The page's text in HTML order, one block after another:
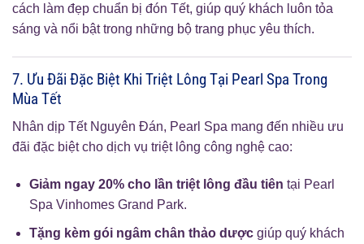
cách làm đẹp chuẩn bị đón Tết, giúp quý khách luôn tỏa
sáng và nổi bật trong những bộ trang phục yêu thích.
7. Ưu Đãi Đặc Biệt Khi Triệt Lông Tại Pearl Spa Trong
Mùa Tết
Nhân dịp Tết Nguyên Đán, Pearl Spa mang đến nhiều ưu
đãi đặc biệt cho dịch vụ triệt lông công nghệ cao:
Giảm ngay 20% cho lần triệt lông đầu tiên tại Pearl
Spa Vinhomes Grand Park.
Tặng kèm gói ngâm chân thảo dượcgiúp quý khách